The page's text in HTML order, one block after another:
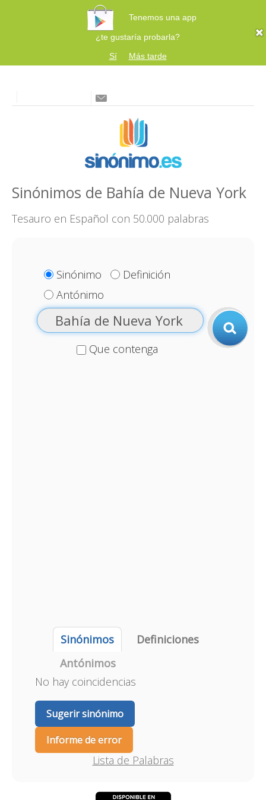
Tenemos una app
¿te gustaría probarla?
Sí
Más tarde
Sinónimos de Bahía de Nueva York
Tesauro en Español con 50.000 palabras
Sinónimo
Definición
Antónimo
Que contenga
Sinónimos
Definiciones
Antónimos
No hay coincidencias
Sugerir sinónimo
Informe de error
Lista de Palabras